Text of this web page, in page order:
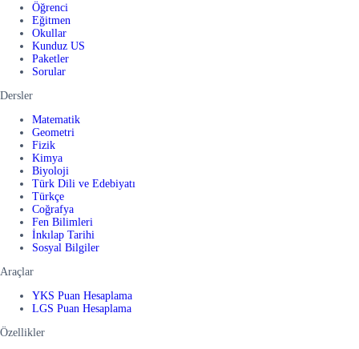
Öğrenci
Eğitmen
Okullar
Kunduz US
Paketler
Sorular
Dersler
Matematik
Geometri
Fizik
Kimya
Biyoloji
Türk Dili ve Edebiyatı
Türkçe
Coğrafya
Fen Bilimleri
İnkılap Tarihi
Sosyal Bilgiler
Araçlar
YKS Puan Hesaplama
LGS Puan Hesaplama
Özellikler